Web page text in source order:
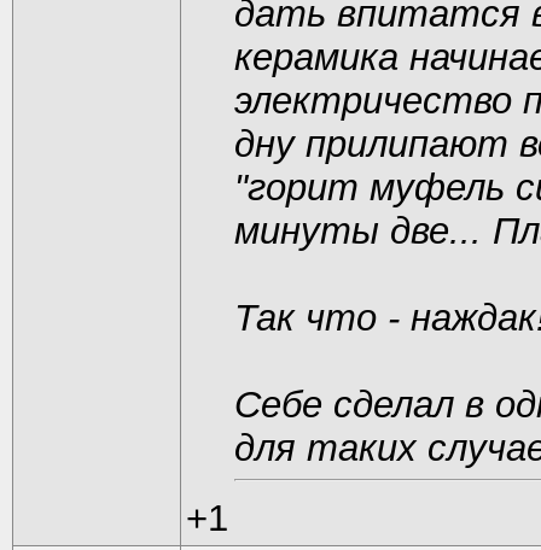
дать впитатся
керамика
электричество
дну прилипают
"горит муфель
минуты две...
Так что -
Себе сделал в
для таких
+1